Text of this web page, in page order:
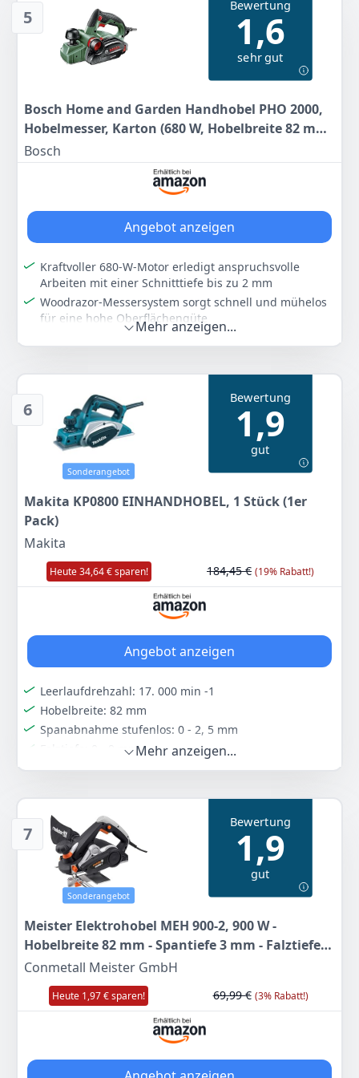
183
5
Bewertung
1,6
sehr gut
Bosch Home and Garden Handhobel PHO 2000,
Hobelmesser, Karton (680 W, Hobelbreite 82 mm,
Spantiefe 0 – 2,0 mm, Falztiefe 0 – 8 mm),
Schwarz, Grün, 06032A4100
Bosch
Angebot anzeigen
Kraftvoller 680-W-Motor erledigt anspruchsvolle
Arbeiten mit einer Schnitttiefe bis zu 2 mm
Woodrazor-Messersystem sorgt schnell und mühelos
für eine hohe Oberflächengüte
Zweiseitiger Spanauswurf mit Anschluss für
Automatisch ausklappender Parkschuh zum Schutz
Beschädigungen
Lieferumfang: Sechskantstiftschlüssel;Kartonschachtel
Farbe Gewicht
Green 2,58 kg
9189 €
Mehr anzeigen...
6
Sonderangebot
Bewertung
1,9
gut
Makita KP0800 EINHANDHOBEL, 1 Stück (1er
Pack)
Makita
Heute 34,64 € sparen! 184,45 € (19% Rabatt!)
Angebot anzeigen
Leerlaufdrehzahl: 17. 000 min -1
Hobelbreite: 82 mm
Spanabnahme stufenlos: 0 - 2, 5 mm
Falztiefe: 0 - 9 mm
Länge der Hobelsohle: 285 mm
149
UVP:
Mehr anzeigen...
7
Sonderangebot
Bewertung
1,9
gut
Meister Elektrohobel MEH 900-2, 900 W -
Hobelbreite 82 mm - Spantiefe 3 mm - Falztiefe
15,5 mm - Mit Seiten- & Falztiefenanschlag -
Staubfangbeutel / Hobelmaschine / 5460150 ,
Schwarz
Conmetall Meister GmbH
Heute 1,97 € sparen! 69,99 € (3% Rabatt!)